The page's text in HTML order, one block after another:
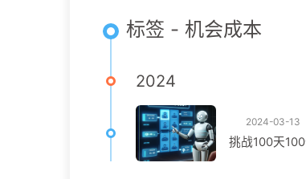
标签 - 机会成本
2024
2024-03-13
挑战100天